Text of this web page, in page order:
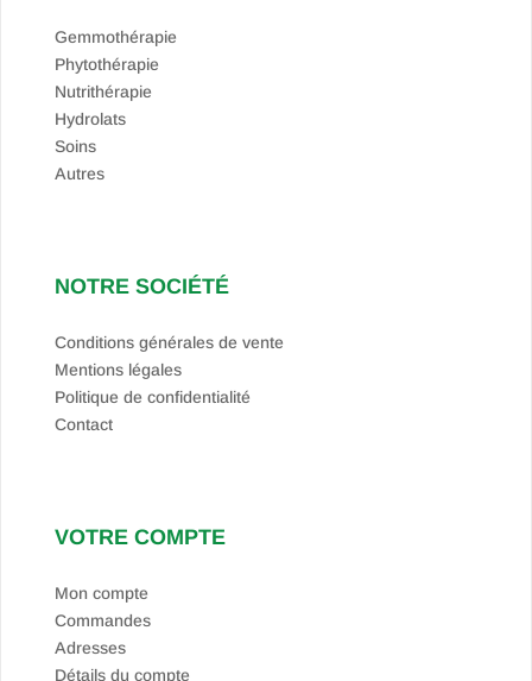
Gemmothérapie
Phytothérapie
Nutrithérapie
Hydrolats
Soins
Autres
NOTRE SOCIÉTÉ
Conditions générales de vente
Mentions légales
Politique de confidentialité
Contact
VOTRE COMPTE
Mon compte
Commandes
Adresses
Détails du compte